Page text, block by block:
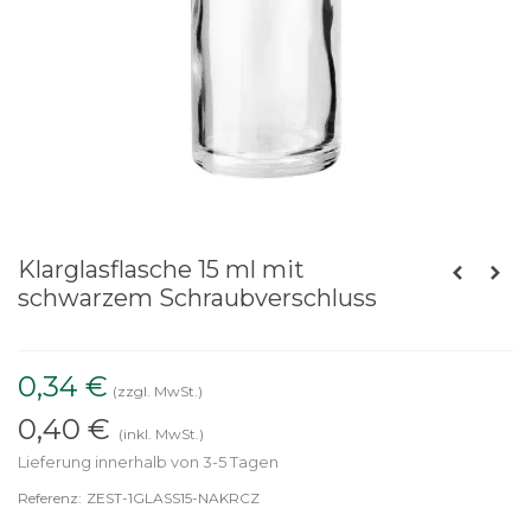
Klarglasflasche 15 ml mit
schwarzem Schraubverschluss
0,34 € (zzgl. MwSt.)
0,40 € (inkl. MwSt.)
Lieferung innerhalb von 3-5 Tagen
Referenz: ZEST-1GLASS15-NAKRCZ